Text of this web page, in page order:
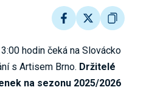
hodin čeká na Slovácko
s Artisem Brno. Držitelé
na sezonu 2025/2026